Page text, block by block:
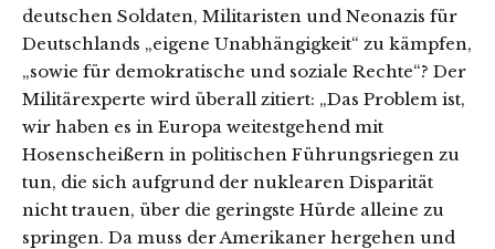
deutschen Soldaten, Militaristen und Neonazis für
Deutschlands „eigene Unabhängigkeit“ zu kämpfen,
„sowie für demokratische und soziale Rechte“? Der
Militärexperte wird überall zitiert: „Das Problem ist,
wir haben es in Europa weitestgehend mit
Hosenscheißern in politischen Führungsriegen zu
tun, die sich aufgrund der nuklearen Disparität
nicht trauen, über die geringste Hürde alleine zu
springen. Da muss der Amerikaner hergehen und